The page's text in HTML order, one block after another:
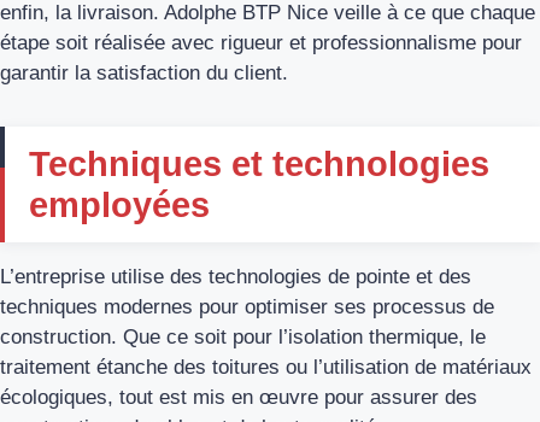
enfin, la livraison. Adolphe BTP Nice veille à ce que chaque
étape soit réalisée avec rigueur et professionnalisme pour
garantir la satisfaction du client.
Techniques et technologies
employées
L’entreprise utilise des technologies de pointe et des
techniques modernes pour optimiser ses processus de
construction. Que ce soit pour l’isolation thermique, le
traitement étanche des toitures ou l’utilisation de matériaux
écologiques, tout est mis en œuvre pour assurer des